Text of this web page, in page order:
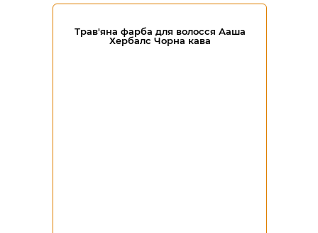
Трав'яна фарба для волосся Ааша
Хербалс Чорна кава